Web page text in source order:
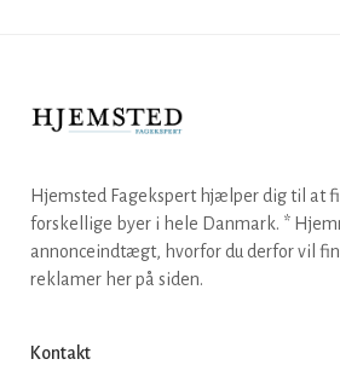
Hjemsted Fagekspert hjælper dig til at
forskellige byer i hele Danmark. *
annonceindtægt, hvorfor du derfor vil
reklamer her på siden.
Kontakt